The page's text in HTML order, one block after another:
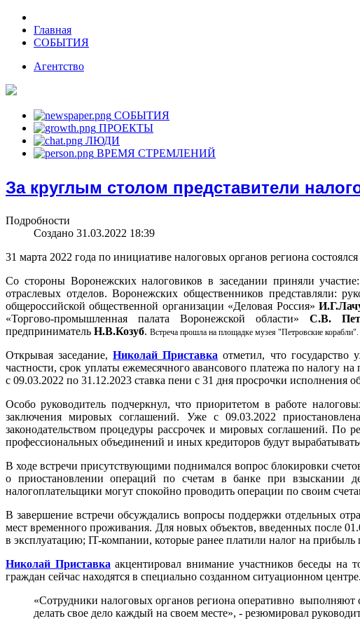
Главная
СОБЫТИЯ
Агентство
СОБЫТИЯ
ПРОЕКТЫ
ЛЮДИ
ВРЕМЯ СТРЕМЛЕНИЙ
За круглым столом представители
Подробности
Создано 31.03.2022 18:39
31 марта 2022 года по инициативе налоговых органов региона
Со стороны Воронежских налоговиков в заседании приняли
отраслевых отделов. Воронежских общественников представляли:
общероссийской общественной организации «Деловая Россия»
«Торгово-промышленная палата Воронежской области» С.В.
предприниматель Н.В.Козуб. Встреча прошла на площадке музея "Петровские корабли".
Открывая заседание,Николай Приставка отметил, что государство
частности, срок уплаты ежемесячного авансового платежа по налогу
с 09.03.2022 по 31.12.2023 ставка пени с 31 дня просрочки исполнения
Особо руководитель подчеркнул, что приоритетом в работе
заключения мировых соглашений. Уже с 09.03.2022
законодательством процедуры рассрочек и мировых соглашений. По
профессиональных объединений и иных кредиторов будут
В ходе встречи присутствующими поднимался вопрос блокировки
о приостановлении операций по счетам в банке при взыскании
налогоплательщики могут спокойно проводить операции по своим
В завершение встречи обсуждались вопросы поддержки отдельных
мест временного проживания. Для новых объектов, введенных после
в эксплуатацию; IT-компании, которые ранее платили налог на
Николай Приставка акцентировал внимание участников беседы на
граждан сейчас находятся в специально созданном ситуационном центре.
«Сотрудники налоговых органов региона оперативно выполняют
делать свое дело каждый на своем месте», - резюмировал